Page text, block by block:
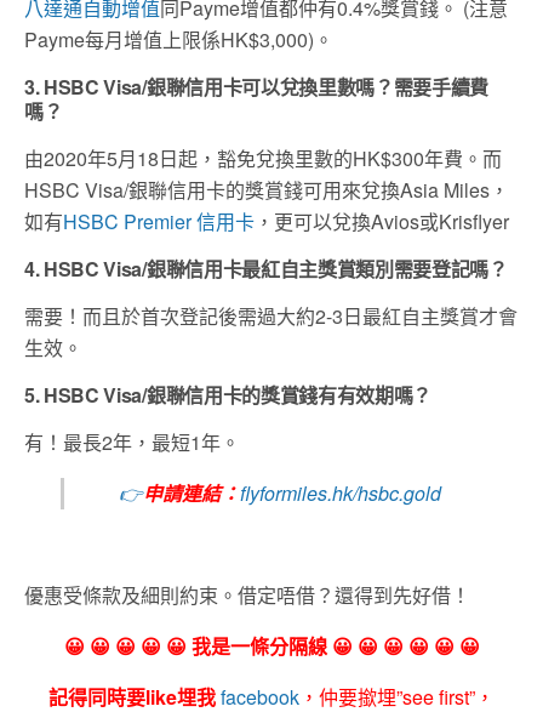
八達通自動增值同Payme增值都仲有0.4%獎賞錢。 (注意
Payme每月增值上限係HK$3,000)。
3. HSBC Visa/銀聯信用卡可以兌換里數嗎？需要手續費
嗎？
由2020年5月18日起，豁免兌換里數的HK$300年費。而
HSBC Visa/銀聯信用卡的獎賞錢可用來兌換Asia Miles，
如有HSBC Premier 信用卡 ，更可以兌換Avios或Krisflyer
4. HSBC Visa/銀聯信用卡最紅自主獎賞類別需要登記嗎？
需要！而且於首次登記後需過大約2-3日最紅自主獎賞才會
生效。
5. HSBC Visa/銀聯信用卡的獎賞錢有有效期嗎？
有！最長2年，最短1年。
👉申請連結：flyformiles.hk/hsbc.gold
優惠受條款及細則約束。借定唔借？還得到先好借！
😀 😀 😀 😀 😀 我是一條分隔線 😀 😀 😀 😀 😀 😀
記得同時要like埋我facebook ，仲要撳埋”see first”，